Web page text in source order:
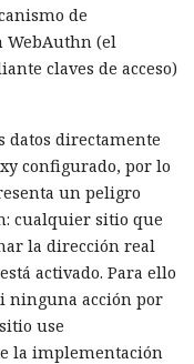
de
WebAuthn (el
claves de acceso)
datos directamente
configurado, por lo
un peligro
cualquier sitio que
la dirección real
activado. Para ello
ninguna acción por
use
la implementación